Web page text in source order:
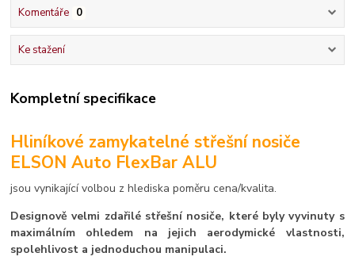
Komentáře 0
Ke stažení
Kompletní specifikace
Hliníkové zamykatelné střešní nosiče
ELSON Auto FlexBar ALU
jsou vynikající volbou z hlediska poměru cena/kvalita.
Designově velmi zdařilé střešní nosiče, které byly vyvinuty s
maximálním ohledem na jejich aerodymické vlastnosti,
spolehlivost a jednoduchou manipulaci.